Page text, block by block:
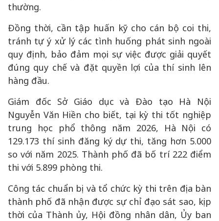
thường.
Đồng thời, cần tập huấn kỹ cho cán bộ coi thi,
tránh tự ý xử lý các tình huống phát sinh ngoài
quy định, bảo đảm mọi sự việc được giải quyết
đúng quy chế và đặt quyền lợi của thí sinh lên
hàng đầu.
Giám đốc Sở Giáo dục và Đào tạo Hà Nội
Nguyễn Văn Hiền cho biết, tại kỳ thi tốt nghiệp
trung học phổ thông năm 2026, Hà Nội có
129.173 thí sinh đăng ký dự thi, tăng hơn 5.000
so với năm 2025. Thành phố đã bố trí 222 điểm
thi với 5.899 phòng thi.
Công tác chuẩn bị và tổ chức kỳ thi trên địa bàn
thành phố đã nhận được sự chỉ đạo sát sao, kịp
thời của Thành ủy, Hội đồng nhân dân, Ủy ban